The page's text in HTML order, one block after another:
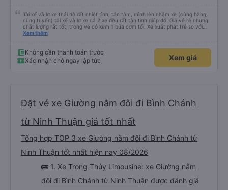
Tài xế và lơ xe thái độ rất nhiệt tình, tận tâm, mình lên nhầm xe (cùng hãng,
cùng tuyến) tài xế và lơ xe cả 2 xe đều rất tận tình giúp đỡ. Giá vé rẻ nhưng
chất lượng rất tốt, trong vé có kèm 1 bữa cơm tối. Xe xuất phát trễ so với
trên app 45p, nhưng do bão nên trời mưa rất to, có thể thông cảm được.
Xem thêm
Không cần thanh toán trước
Xác nhận chỗ ngay lập tức
Xem giá
Đặt vé xe Giường nằm đôi đi Bình Chánh
từ Ninh Thuận giá tốt nhất
Tổng hợp TOP 3 xe Giường nằm đôi đi Bình Chánh từ
Ninh Thuận tốt nhất hiện nay 08/2026
🚌 1. Xe Trọng Thủy Limousine: xe Giường nằm
đôi đi Bình Chánh từ Ninh Thuận được đánh giá